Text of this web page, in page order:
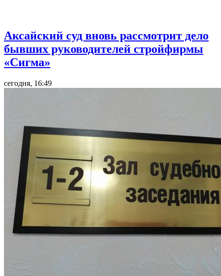
Аксайский суд вновь рассмотрит дело
бывших руководителей стройфирмы
«Сигма»
сегодня, 16:49